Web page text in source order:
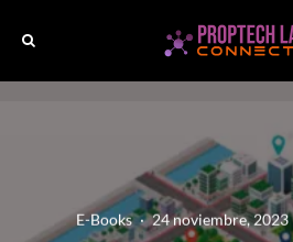
E-Books · 24 noviembre, 2023